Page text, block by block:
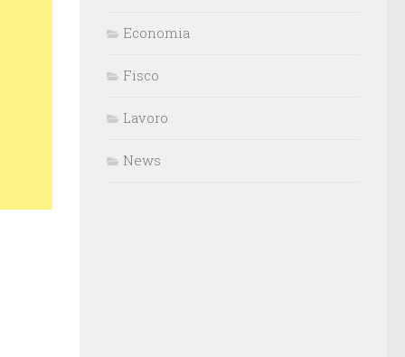
Economia
Fisco
Lavoro
News